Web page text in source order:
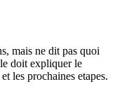
mais ne dit pas quoi
doit expliquer le
les prochaines etapes.